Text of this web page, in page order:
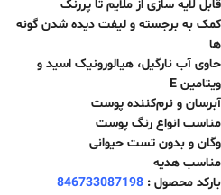
قابل لایه سازی از ملایم تا پررنگ
کمک به برجسته و لیفت دیده شدن گونه
ها
حاوی آب نارگیل، هیالورونیک اسید و
ویتامین E
آبرسان و نرم‌کننده پوست
مناسب انواع رنگ پوست
وگان و بدون تست حیوانی
مناسب هدیه
بارکد محصول : 846733087198